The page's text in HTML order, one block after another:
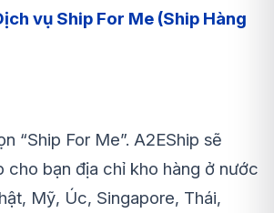
vụ Ship For Me (Ship Hàng
“Ship For Me”. A2EShip sẽ
cho bạn địa chỉ kho hàng ở nước
Mỹ, Úc, Singapore, Thái,